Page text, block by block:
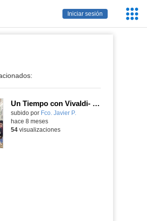
Iniciar sesión
Un Tiempo con Vivaldi- El Otoño 3º mov. Con 1º B ESO
Contenido educativo.
subido por Fco. Javier P.
hace 8 meses
54visualizaciones